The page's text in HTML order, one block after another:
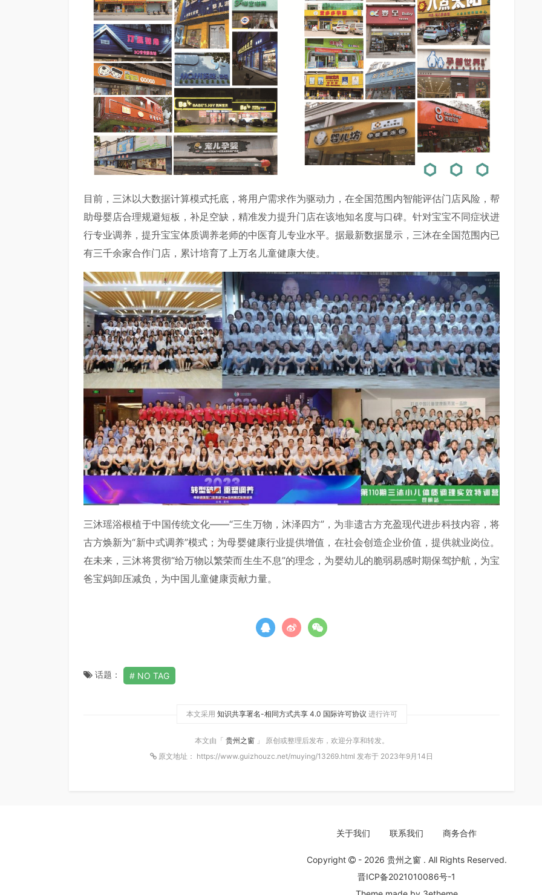
目前，三沐以大数据计算模式托底，将用户需求作为驱动力，在全国范围内智能评估门店风险，帮
助母婴店合理规避短板，补足空缺，精准发力提升门店在该地知名度与口碑。针对宝宝不同症状进
行专业调养，提升宝宝体质调养老师的中医育儿专业水平。据最新数据显示，三沐在全国范围内已
有三千余家合作门店，累计培育了上万名儿童健康大使。
三沐瑶浴根植于中国传统文化——“三生万物，沐泽四方”，为非遗古方充盈现代进步科技内容，将
古方焕新为“新中式调养”模式；为母婴健康行业提供增值，在社会创造企业价值，提供就业岗位。
在未来，三沐将贯彻“给万物以繁荣而生生不息”的理念，为婴幼儿的脆弱易感时期保驾护航，为宝
爸宝妈卸压减负，为中国儿童健康贡献力量。
话题： NO TAG
本文采用 知识共享署名-相同方式共享 4.0 国际许可协议 进行许可
本文由「 贵州之窗 」 原创或整理后发布，欢迎分享和转发。
原文地址： https://www.guizhouzc.net/muying/13269.html 发布于 2023年9月14日
关于我们 联系我们 商务合作
Copyright - 2026 贵州之窗 . All Rights Reserved.
晋ICP备2021010086号-1